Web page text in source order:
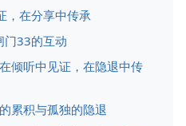
，在分享中传承
门33的互动
倾听中见证，在隐退中传
累积与孤独的隐退